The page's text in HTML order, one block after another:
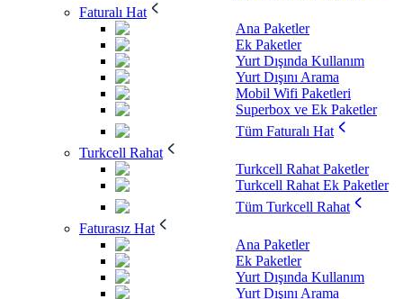
Faturalı Hat
Ana Paketler
Ek Paketler
Yurt Dışında Kullanım
Yurt Dışını Arama
Mobil Wifi Paketleri
Superbox ve Ek Paketler
Tüm Faturalı Hat
Turkcell Rahat
Turkcell Rahat Paketler
Turkcell Rahat Ek Paketler
Tüm Turkcell Rahat
Faturasız Hat
Ana Paketler
Ek Paketler
Yurt Dışında Kullanım
Yurt Dışını Arama